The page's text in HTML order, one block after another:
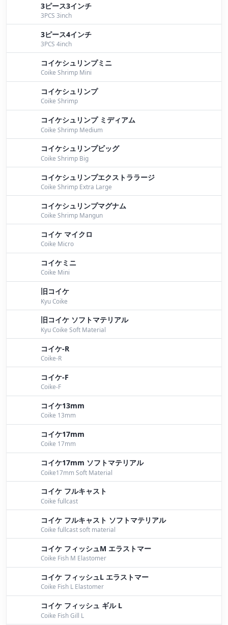
桧原湖ガイドby Bomber
パイロンby Bomber
チャプター福島最終戦 by Bomber
ダイジェストby Bomber
SW最終日！！by Iwata
２日ぶりの琵琶湖は・・・
９月２１日桧原湖ガイドby Bomber
チョイ投げ！！
by Iwata
桧原湖by Bomber
JB桧原湖最終戦by Bomber
パイロン８４ by Iwata
パイロン動画by Bomber
by Bomber
パイロンby Bomber
パイロンby Bomber
パイロン祭りby Bomber
そろそろby Bomber
ワッパーby Bomber
ワッパー by Bomber
ＭＹ ＳＴＹＬＥby Iwata
表層ゲーム！！by Iwata
琵琶湖合宿by Shigeyuki
琵琶湖合宿初日by Shigeyuki
明日は琵琶湖！表層系も！
待ってました変化！？by Iwata
大会参加♪by Masuda
思い出ベスト３by Bomber
パイロンタックルby Bomber
メインパターン by Bomber
3ピース3インチ
3PCS 3inch
3ピース4インチ
3PCS 4inch
コイケシュリンプミニ
Coike Shrimp Mini
コイケシュリンプ
Coike Shrimp
コイケシュリンプ ミディアム
Coike Shrimp Medium
コイケシュリンプビッグ
Coike Shrimp Big
コイケシュリンプエクストララージ
Coike Shrimp Extra Large
コイケシュリンプマグナム
Coike Shrimp Mangun
コイケ マイクロ
Coike Micro
コイケミニ
Coike Mini
旧コイケ
Kyu Coike
旧コイケ ソフトマテリアル
Kyu Coike Soft Material
コイケ-R
Coike-R
コイケ-F
Coike-F
コイケ13mm
Coike 13mm
コイケ17mm
Coike 17mm
コイケ17mm ソフトマテリアル
Coike17mm Soft Material
コイケ フルキャスト
Coike fullcast
コイケ フルキャスト ソフトマテリアル
Coike fullcast soft material
コイケ フィッシュM エラストマー
Coike Fish M Elastomer
コイケ フィッシュL エラストマー
Coike Fish L Elastomer
コイケ フィッシュ ギル L
Coike Fish Gill L